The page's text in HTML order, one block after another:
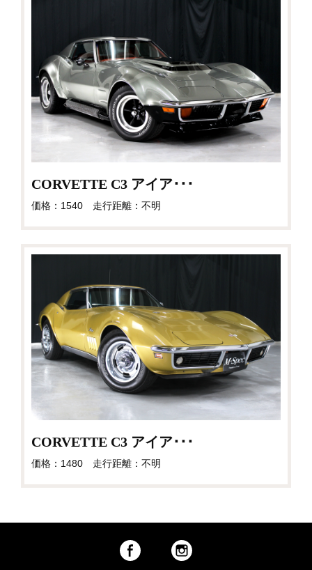
CORVETTE C3 アイア･･･
価格：1540 走行距離：不明
CORVETTE C3 アイア･･･
価格：1480 走行距離：不明